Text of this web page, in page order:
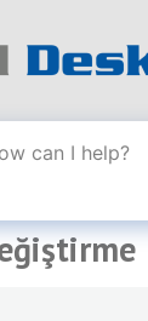
DESK BIM 2025